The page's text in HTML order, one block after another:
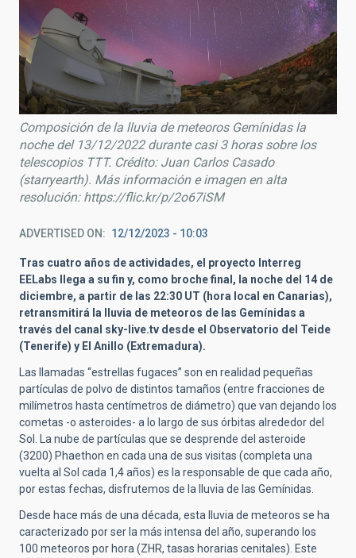
Composición de la lluvia de meteoros Gemínidas la
noche del 13/12/2022 durante casi 3 horas sobre los
telescopios TTT. Crédito: Juan Carlos Casado
(starryearth). Más información e imagen en alta
resolución: https://flic.kr/p/2o67iSM
ADVERTISED ON 12/12/2023 - 10:03
Tras cuatro años de actividades, el proyecto Interreg
EELabs llega a su fin y, como broche final, la noche del 14 de
diciembre, a partir de las 22:30 UT (hora local en Canarias),
retransmitirá la lluvia de meteoros de las Gemínidas a
través del canal sky-live.tv desde el Observatorio del Teide
(Tenerife) y El Anillo (Extremadura).
Las llamadas “estrellas fugaces” son en realidad pequeñas
partículas de polvo de distintos tamaños (entre fracciones de
milímetros hasta centímetros de diámetro) que van dejando los
cometas -o asteroides- a lo largo de sus órbitas alrededor del
Sol. La nube de partículas que se desprende del asteroide
(3200) Phaethon en cada una de sus visitas (completa una
vuelta al Sol cada 1,4 años) es la responsable de que cada año,
por estas fechas, disfrutemos de la lluvia de las Gemínidas.
Desde hace más de una década, esta lluvia de meteoros se ha
caracterizado por ser la más intensa del año, superando los
100 meteoros por hora (ZHR, tasas horarias cenitales). Este